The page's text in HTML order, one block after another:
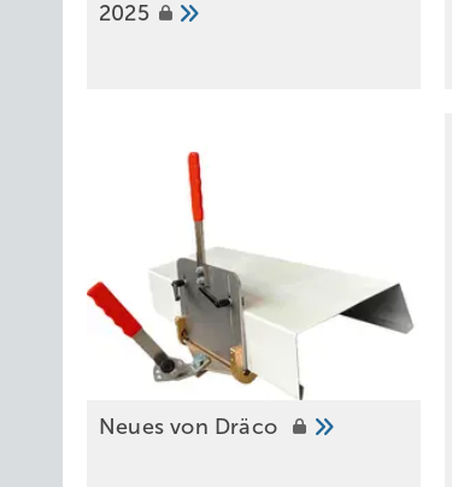
2025
Ne ues von Dräco